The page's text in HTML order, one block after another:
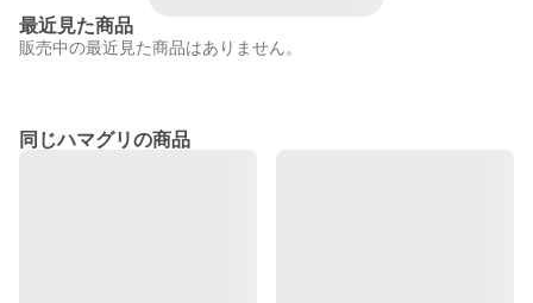
最近見た商品
販売中の最近見た商品はありません。
同じハマグリの商品